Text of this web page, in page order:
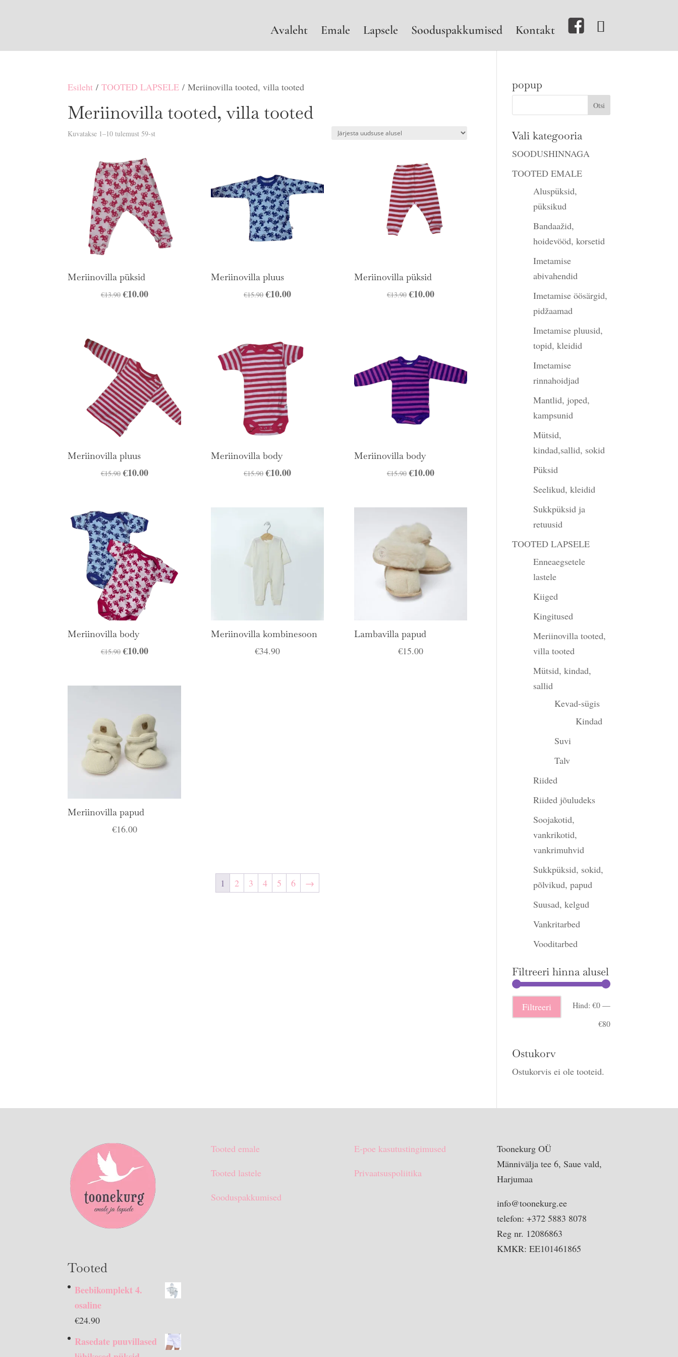
Avaleht Emale Lapsele Sooduspakkumised Kontakt
Esileht /TOOTED LAPSELE / Meriinovilla tooted, villa tooted
Meriinovilla tooted, villa tooted
Kuvatakse 1–10 tulemust 59-stSorditud
Meriinovilla püksid
€13.90 Algne
€10.00Praegune
Meriinovilla pluus
€15.90 Algne
€15.90.
€10.00Praegune
Meriinovilla püksid
€13.90 Algne
€10.00Praegune
Meriinovilla pluus
€15.90 Algne
€15.90.
€10.00Praegune
€10.00.
Meriinovilla body
€15.90 Algne
€10.00Praegune
Meriinovilla body
€15.90 Algne
€10.00Praegune
Meriinovilla body
€15.90 Algne
€10.00Praegune
Meriinovilla kombinesoon
€34.90
Lambavilla papud
€15.00
Meriinovilla papud
€16.00
1 2 3 4 5 6 →
popup
Vali kategooria
SOODUSHINNAGA
TOOTED EMALE
Aluspüksid,
püksikud
Bandaažid,
hoidevööd, korsetid
Imetamise
abivahendid
Imetamise öösärgid,
pidžaamad
Imetamise pluusid,
topid, kleidid
Imetamise
rinnahoidjad
Mantlid, joped,
kampsunid
Mütsid,
kindad,sallid, sokid
Püksid
Seelikud, kleidid
Sukkpüksid ja
retuusid
TOOTED LAPSELE
Enneaegsetele
lastele
Kiiged
Kingitused
Meriinovilla tooted,
villa tooted
Mütsid, kindad,
sallid
Kevad-sügis
Kindad
Suvi
Talv
Riided
Riided jõuludeks
Soojakotid,
vankrikotid,
vankrimuhvid
Sukkpüksid, sokid,
põlvikud, papud
Suusad, kelgud
Vankritarbed
Vooditarbed
Filtreeri hinna alusel
Minimaalne
hind
Maksimaalne
hind
Filtreeri Hind: €0—
€80
Ostukorv
Ostukorvis ei ole tooteid.
Tooted
Beebikomplekt 4.
osaline
€24.90
Rasedate puuvillased
Tooted emale
Tooted lastele
Sooduspakkumised
E-poe kasutustingimused
Privaatsuspoliitika
Toonekurg OÜ
Männivälja tee 6, Saue vald,
Harjumaa
info@toonekurg.ee
telefon: +372 5883 8078
Reg nr. 12086863
KMKR: EE101461865